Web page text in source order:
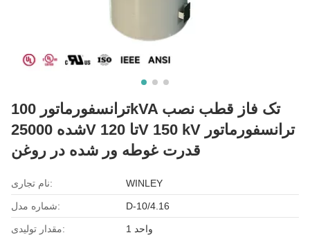
ترانسفورماتور 100kVA تک فاز قطب نصب
شده 25000V تا 120V 150 kV ترانسفورماتور
قدرت غوطه ور شده در روغن
نام تجاری: WINLEY
شماره مدل: D-10/4.16
مقدار تولیدی: 1 واحد